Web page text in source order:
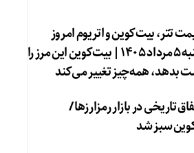
تتر، بیت‌کوین و اتریوم امروز
دوشنبه ۵ مرداد ۱۴۰۵ | بیت‌کوین این مرز را
بدهد، همه‌چیز تغییر می‌کند
تاریخی در بازار رمزارزها /
سبز شد